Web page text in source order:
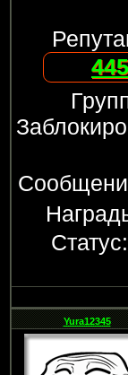
445
Статус:
Yura12345